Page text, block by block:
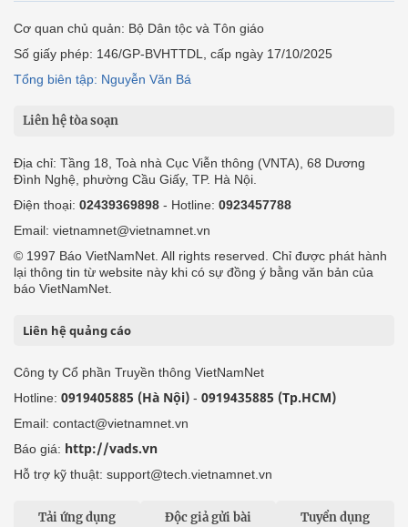
Cơ quan chủ quản: Bộ Dân tộc và Tôn giáo
Số giấy phép: 146/GP-BVHTTDL, cấp ngày 17/10/2025
Tổng biên tập: Nguyễn Văn Bá
Liên hệ tòa soạn
Địa chỉ: Tầng 18, Toà nhà Cục Viễn thông (VNTA), 68 Dương
Đình Nghệ, phường Cầu Giấy, TP. Hà Nội.
Điện thoại: 02439369898 - Hotline: 0923457788
Email: vietnamnet@vietnamnet.vn
© 1997 Báo VietNamNet. All rights reserved. Chỉ được phát hành
lại thông tin từ website này khi có sự đồng ý bằng văn bản của
báo VietNamNet.
Liên hệ quảng cáo
Công ty Cổ phần Truyền thông VietNamNet
Hotline: 0919405885 (Hà Nội) - 0919435885 (Tp.HCM)
Email: contact@vietnamnet.vn
Báo giá: http://vads.vn
Hỗ trợ kỹ thuật: support@tech.vietnamnet.vn
Tải ứng dụng Độc giả gửi bài Tuyển dụng